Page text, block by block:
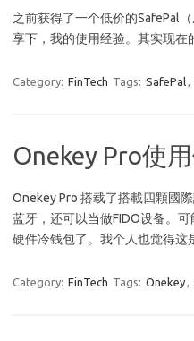
之前获得了一个低价的SafePal
享下，我的使用经验。其实现在
Category: FinTech Tags: SafePal,
Onekey Pro使
Onekey Pro 搭载了搭載四顆國
蓝牙，还可以当做FIDO设备。
硬件冷钱包了。我个人也觉得
Category: FinTech Tags: Onekey,